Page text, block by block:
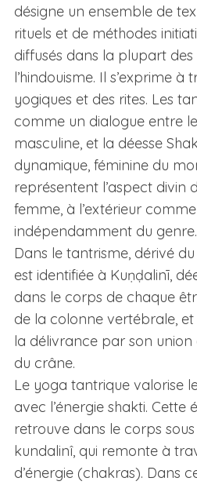
désigne un ensemble de
rituels et de méthodes
diffusés dans la plupart
l’hindouisme. Il s’exprime
yogiques et des rites. Les
comme un dialogue entre le
masculine, et la déesse
dynamique, féminine du
représentent l’aspect divin
femme, à l’extérieur
indépendamment du genre.
Dans le tantrisme, dérivé
est identifiée à Kuṇḍalinī,
dans le corps de chaque
de la colonne vertébrale, et
la délivrance par son
du crâne.
Le yoga tantrique valorise
avec l’énergie shakti. Cette
retrouve dans le corps
kundalinî, qui remonte à
d’énergie (chakras). Dans